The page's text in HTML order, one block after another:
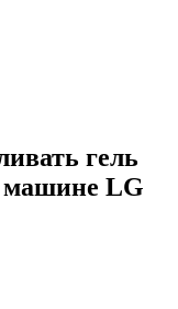
гель
машине LG